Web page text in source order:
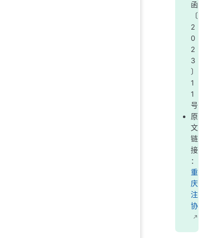
函
〔
2
0
2
3
〕
1
1
号
原
文
链
接
：
重
庆
注
协